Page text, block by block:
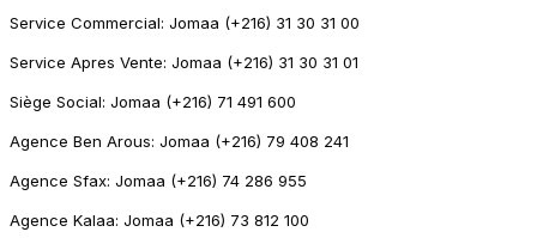
Service Commercial: Jomaa (+216) 31 30 31 00
Service Apres Vente: Jomaa (+216) 31 30 31 01
Siège Social: Jomaa (+216) 71 491 600
Agence Ben Arous: Jomaa (+216) 79 408 241
Agence Sfax: Jomaa (+216) 74 286 955
Agence Kalaa: Jomaa (+216) 73 812 100